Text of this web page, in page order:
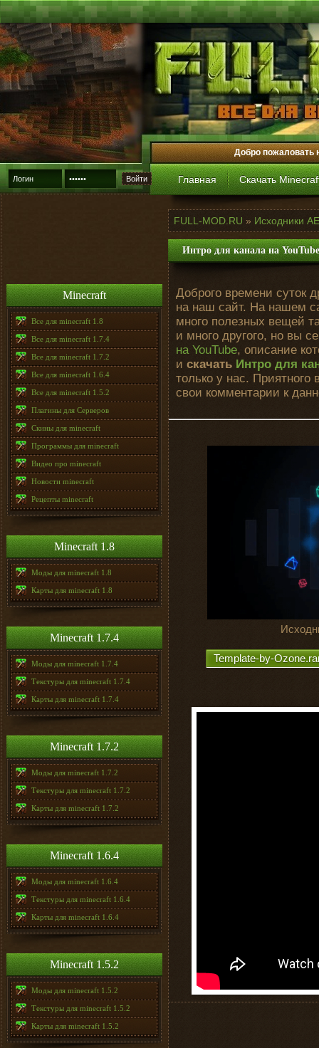
Войти
Добро пожаловать
Главная Скачать
Minecraft
Все для minecraft 1.8
Все для minecraft 1.7.4
Все для minecraft 1.7.2
Все для minecraft 1.6.4
Все для minecraft 1.5.2
Плагины для Серверов
Скины для minecraft
Программы для minecraft
Видео про minecraft
Новости minecraft
Рецепты minecraft
Minecraft 1.8
Моды для minecraft 1.8
Карты для minecraft 1.8
Minecraft 1.7.4
Моды для minecraft 1.7.4
Текстуры для minecraft 1.7.4
Карты для minecraft 1.7.4
Minecraft 1.7.2
Моды для minecraft 1.7.2
Текстуры для minecraft 1.7.2
Карты для minecraft 1.7.2
Minecraft 1.6.4
Моды для minecraft 1.6.4
Текстуры для minecraft 1.6.4
Карты для minecraft 1.6.4
Minecraft 1.5.2
Моды для minecraft 1.5.2
Текстуры для minecraft 1.5.2
Карты для minecraft 1.5.2
FULL-MOD.RU » Исходники
Интро для канала на YouTube
Доброго времени суток
на наш сайт. На нашем
много полезных вещей
и много другого, но вы
на YouTube, описание
и скачать Интро для
только у нас. Приятного
свои комментарии к
Template-by-